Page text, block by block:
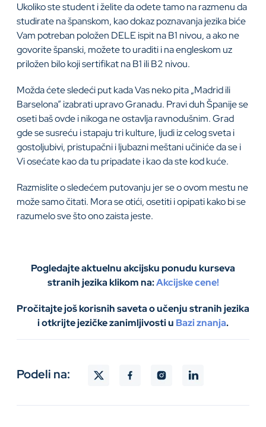
Ukoliko ste student i želite da odete tamo na razmenu da
studirate na španskom, kao dokaz poznavanja jezika biće
Vam potreban položen DELE ispit na B1 nivou, a ako ne
govorite španski, možete to uraditi i na engleskom uz
priložen bilo koji sertifikat na B1 ili B2 nivou.
Možda ćete sledeći put kada Vas neko pita „Madrid ili
Barselona” izabrati upravo Granadu. Pravi duh Španije se
oseti baš ovde i nikoga ne ostavlja ravnodušnim. Grad
gde se susreću i stapaju tri kulture, ljudi iz celog sveta i
gostoljubivi, pristupačni i ljubazni meštani učiniće da se i
Vi osećate kao da tu pripadate i kao da ste kod kuće.
Razmislite o sledećem putovanju jer se o ovom mestu ne
može samo čitati. Mora se otići, osetiti i opipati kako bi se
razumelo sve što ono zaista jeste.
Pogledajte aktuelnu akcijsku ponudu kurseva
stranih jezika klikom na:Akcijske cene!
Pročitajte još korisnih saveta o učenju stranih jezika
i otkrijte jezičke zanimljivosti u Bazi znanja.
Podeli na: